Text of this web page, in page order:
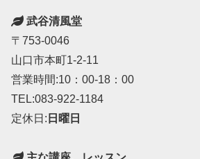
武谷清風堂
〒753-0046
山口市本町1-2-11
営業時間:10：00-18：00
TEL:083-922-1184
定休日: 日曜日